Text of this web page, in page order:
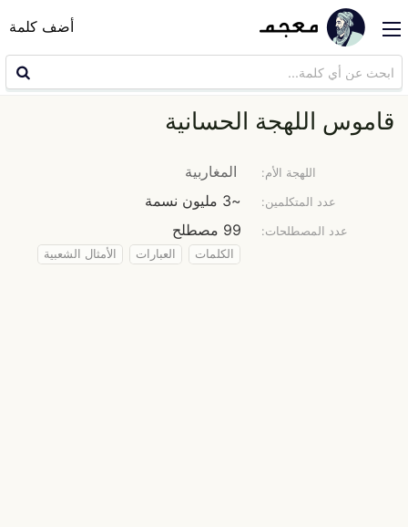
أضف كلمة
قاموس اللهجة الحسانية
اللهجة الأم: المغاربية
عدد المتكلمين: ~3 مليون نسمة
عدد المصطلحات: 99 مصطلح
الكلمات العبارات الأمثال الشعبية